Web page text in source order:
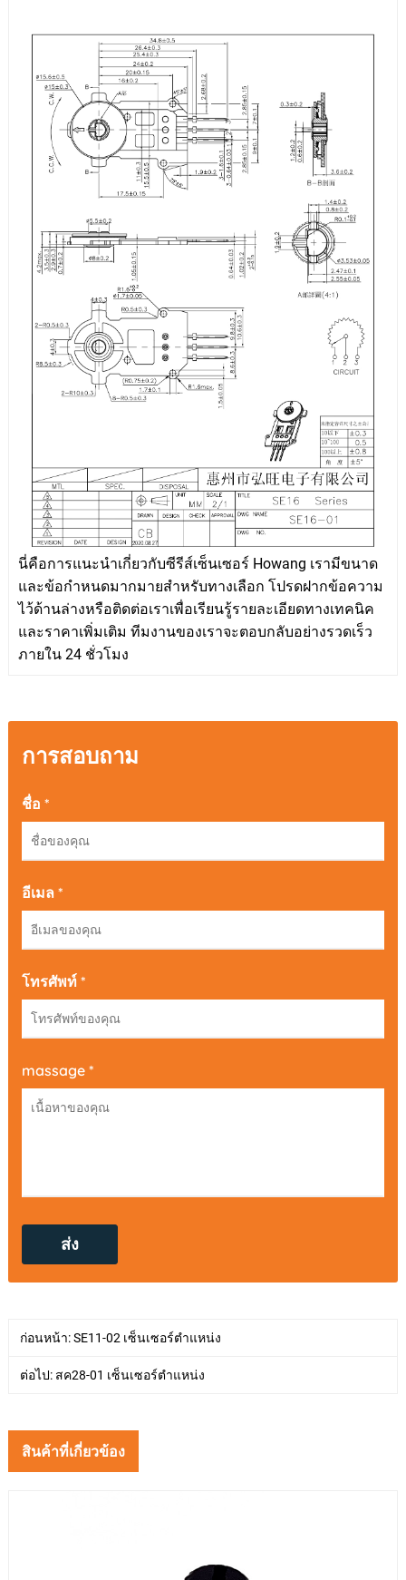
นี่คือการแนะนำเกี่ยวกับซีรีส์เซ็นเซอร์ Howang เรามีขนาด
และข้อกำหนดมากมายสำหรับทางเลือก โปรดฝากข้อความ
ไว้ด้านล่างหรือติดต่อเราเพื่อเรียนรู้รายละเอียดทางเทคนิค
และราคาเพิ่มเติม ทีมงานของเราจะตอบกลับอย่างรวดเร็ว
ภายใน 24 ชั่วโมง
การสอบถาม
ชื่อ *
อีเมล *
โทรศัพท์ *
massage *
ก่อนหน้า:SE11-02 เซ็นเซอร์ตำแหน่ง
ต่อไป: สค28-01 เซ็นเซอร์ตำแหน่ง
สินค้าที่เกี่ยวข้อง